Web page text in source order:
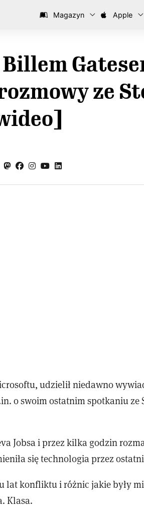
Magazyn Apple
ze
udzielił niedawno
o swoim ostatnim spotkaniu ze
Jobsa i przez kilka godzin
się technologia przez
lat konfliktu i różnic jakie były
Klasa.